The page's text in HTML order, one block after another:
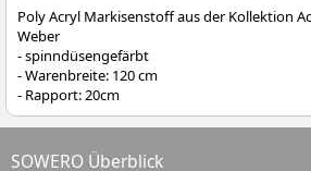
Poly Acryl Markisenstoff aus der Kollektion
Weber
- spinndüsengefärbt
- Warenbreite: 120 cm
- Rapport: 20cm
SOWERO Überblick